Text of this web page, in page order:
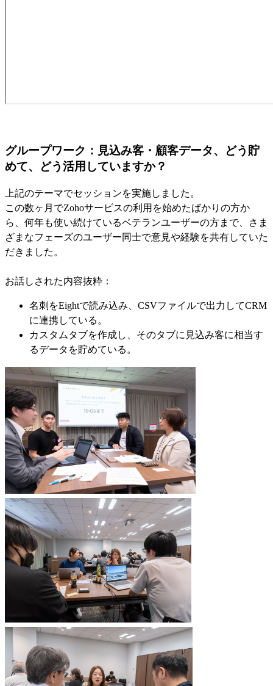
グループワーク：見込み客・顧客データ、どう貯
めて、どう活用していますか？
上記のテーマでセッションを実施しました。
この数ヶ月でZohoサービスの利用を始めたばかりの方か
ら、何年も使い続けているベテランユーザーの方まで、さま
ざまなフェーズのユーザー同士で意見や経験を共有していた
だきました。
お話しされた内容抜粋：
名刺をEightで読み込み、CSVファイルで出力してCRM
に連携している。
カスタムタブを作成し、そのタブに見込み客に相当す
るデータを貯めている。